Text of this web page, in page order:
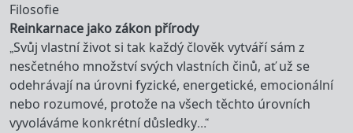
Filosofie
Reinkarnace jako zákon přírody
„Svůj vlastní život si tak každý člověk vytváří sám z
nesčetného množství svých vlastních činů, ať už se
odehrávají na úrovni fyzické, energetické, emocionální
nebo rozumové, protože na všech těchto úrovních
vyvoláváme konkrétní důsledky…“